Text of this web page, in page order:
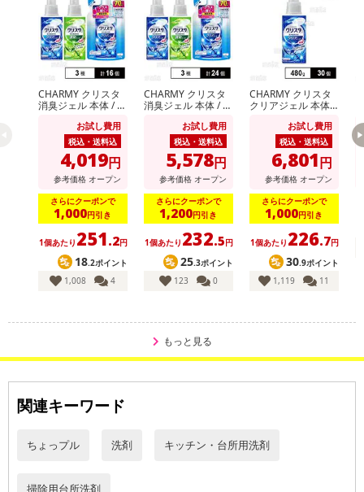
※送料はお試し費用に含まれております。
※d払い、PayPay、au PAY、au PAY（auかんたん決済）、ソフトバ
ンクまとめて支払い、楽天ペイ、メルペイ、AEON Pay、Amazon
Payでお支払いの場合、決済のため外部サイトへ遷移します。
※予約商品は決済手段ごとに定められた決済期限日にお支払いを完
了することがございます。ご了承いただいたうえでお申し込みくだ
発送日カレンダー
休業日
■その他共通および商品カテゴリー別注意事項（※必ずご確認くだ
こちらの情報は2026年07月09日時点での情報となります。
CHARMY クリスタ
消臭ジェル 本体 / ク
つめかえ用お試し費用
税込・送料込
4,019円
参考価格 オープン
さらにクーポンで
1,000円引き
1個あたり 251.2円
18.2ポイント
1,008
4
CHARMY クリスタ
消臭ジェル 本体 / ク
つめかえ用お試し費用
税込・送料込
5,578円
参考価格 オープン
さらにクーポンで
1,200円引き
1個あたり 232.5円
25.3ポイント
123
0
CHARMY クリスタ
クリアジェル 本体 4
お試し費用
税込・送料込
6,801円
参考価格 オープン
さらにクーポンで
1,000円引き
1個あたり 226.7円
30.9ポイント
1,119
11
もっと見る
関連キーワード
ちょっプル 洗剤 キッチン・台所用洗剤
掃除用台所洗剤